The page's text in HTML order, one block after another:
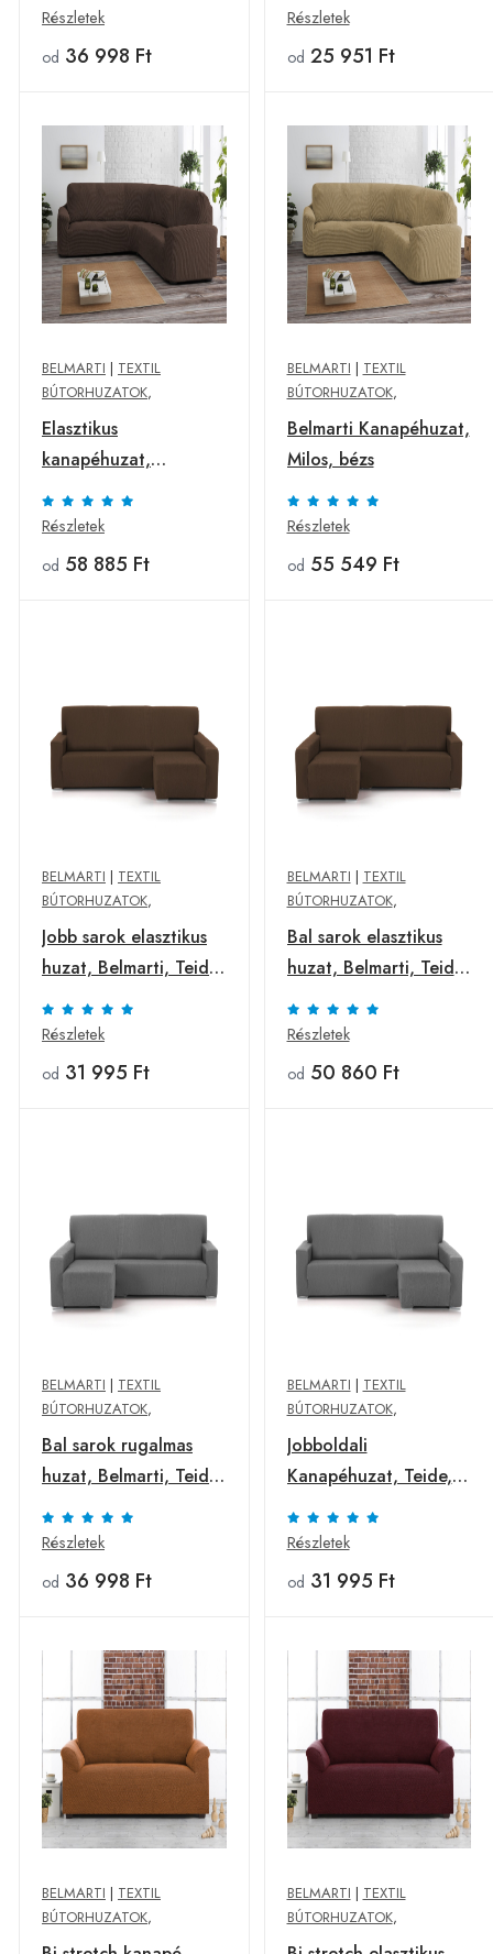
Részletek
od 36 998 Ft
szürke
Részletek
od 25 951 Ft
BELMARTI | TEXTIL
BÚTORHUZATOK,
Elasztikus
kanapéhuzat,
Belmarti, Milos, barna
Részletek
od 58 885 Ft
BELMARTI | TEXTIL
BÚTORHUZATOK,
Belmarti Kanapéhuzat,
Milos, bézs
Részletek
od 55 549 Ft
BELMARTI | TEXTIL
BÚTORHUZATOK,
Jobb sarok elasztikus
huzat, Belmarti, Teide,
hosszú kar, barna
Részletek
od 31 995 Ft
BELMARTI | TEXTIL
BÚTORHUZATOK,
Bal sarok elasztikus
huzat, Belmarti, Teide,
rövid kar, barna
Részletek
od 50 860 Ft
BELMARTI | TEXTIL
BÚTORHUZATOK,
Bal sarok rugalmas
huzat, Belmarti, Teide,
hosszú kar, szürke
Részletek
od 36 998 Ft
BELMARTI | TEXTIL
BÚTORHUZATOK,
Jobboldali
Kanapéhuzat, Teide,
hosszú kar, szürke
Részletek
od 31 995 Ft
BELMARTI | TEXTIL
BÚTORHUZATOK,
BELMARTI | TEXTIL
BÚTORHUZATOK,